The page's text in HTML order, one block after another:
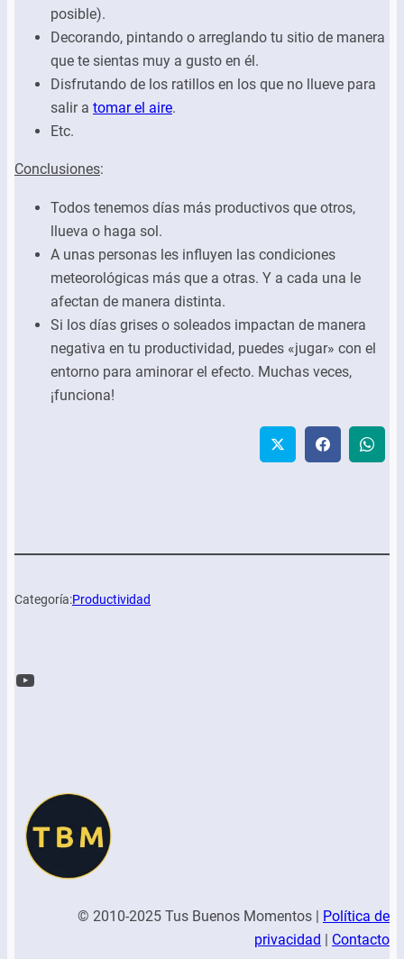
posible).
Decorando, pintando o arreglando tu sitio de manera
que te sientas muy a gusto en él.
Disfrutando de los ratillos en los que no llueve para
salir a tomar el aire.
Etc.
Conclusiones:
Todos tenemos días más productivos que otros,
llueva o haga sol.
A unas personas les influyen las condiciones
meteorológicas más que a otras. Y a cada una le
afectan de manera distinta.
Si los días grises o soleados impactan de manera
negativa en tu productividad, puedes «jugar» con el
entorno para aminorar el efecto. Muchas veces,
¡funciona!
Categoría:Productividad
YouTube
© 2010-2025 Tus Buenos Momentos | Política de
privacidad | Contacto